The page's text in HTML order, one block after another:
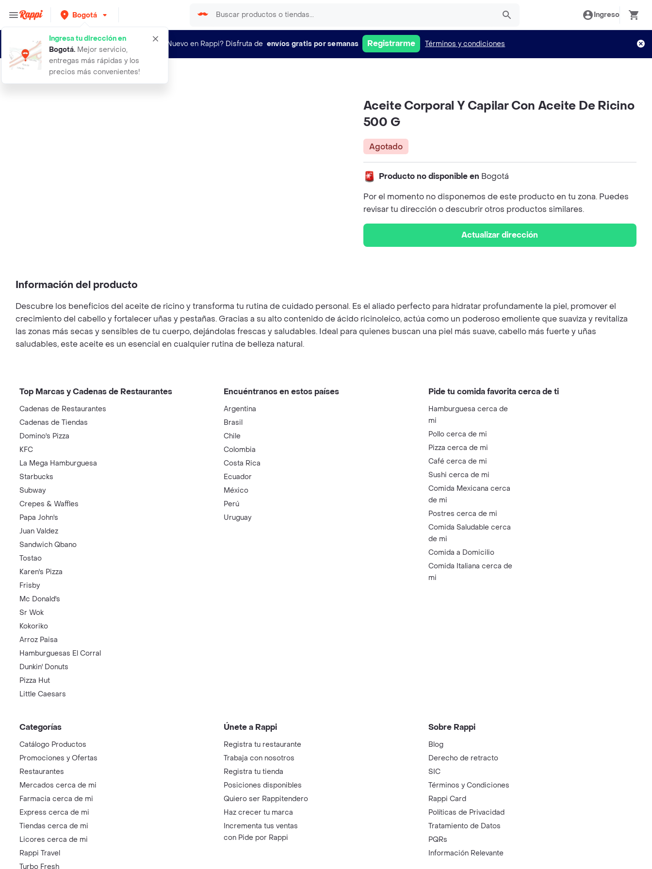
Bogotá
Ingresa tu dirección en
Bogotá. Mejor servicio,
entregas más rápidas y los
precios más convenientes!
Ingreso
¿Nuevo en Rappi? Disfruta de envíos gratis por semanas Registrarme Términos y condiciones
aceite corporal y capilar con aceit
Aceite Corporal Y Capilar Con Aceite De Ricino
500 G
Agotado
Producto no disponible en Bogotá
Por el momento no disponemos de este producto en tu zona. Puedes
revisar tu dirección o descubrir otros productos similares.
Actualizar dirección
Información del producto
Descubre los beneficios del aceite de ricino y transforma tu rutina de cuidado personal. Es el aliado perfecto para hidratar profundamente la piel, promover el
crecimiento del cabello y fortalecer uñas y pestañas. Gracias a su alto contenido de ácido ricinoleico, actúa como un poderoso emoliente que suaviza y revitaliza
las zonas más secas y sensibles de tu cuerpo, dejándolas frescas y saludables. Ideal para quienes buscan una piel más suave, cabello más fuerte y uñas
saludables, este aceite es un esencial en cualquier rutina de belleza natural.
Top Marcas y Cadenas de Restaurantes
Cadenas de Restaurantes
Cadenas de Tiendas
Domino's Pizza
KFC
La Mega Hamburguesa
Starbucks
Subway
Crepes & Waffles
Papa John's
Juan Valdez
Sandwich Qbano
Tostao
Karen's Pizza
Frisby
Mc Donald's
Sr Wok
Kokoriko
Arroz Paisa
Hamburguesas El Corral
Dunkin' Donuts
Pizza Hut
Little Caesars
Encuéntranos en estos países
Argentina
Brasil
Chile
Colombia
Costa Rica
Ecuador
México
Perú
Uruguay
Pide tu comida favorita cerca de ti
Hamburguesa cerca de
mi
Pollo cerca de mi
Pizza cerca de mi
Café cerca de mi
Sushi cerca de mi
Comida Mexicana cerca
de mi
Postres cerca de mi
Comida Saludable cerca
de mi
Comida a Domicilio
Comida Italiana cerca de
mi
Categorías
Catálogo Productos
Promociones y Ofertas
Restaurantes
Mercados cerca de mi
Farmacia cerca de mi
Express cerca de mi
Tiendas cerca de mi
Licores cerca de mi
Rappi Travel
Turbo Fresh
Únete a Rappi
Registra tu restaurante
Trabaja con nosotros
Registra tu tienda
Posiciones disponibles
Quiero ser Rappitendero
Haz crecer tu marca
Incrementa tus ventas
con Pide por Rappi
Sobre Rappi
Blog
Derecho de retracto
SIC
Términos y Condiciones
Rappi Card
Políticas de Privacidad
Tratamiento de Datos
PQRs
Información Relevante